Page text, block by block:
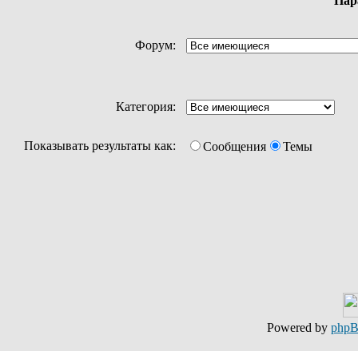
Форум:
Категория:
Показывать результаты как: Сообщения Темы
Powered by